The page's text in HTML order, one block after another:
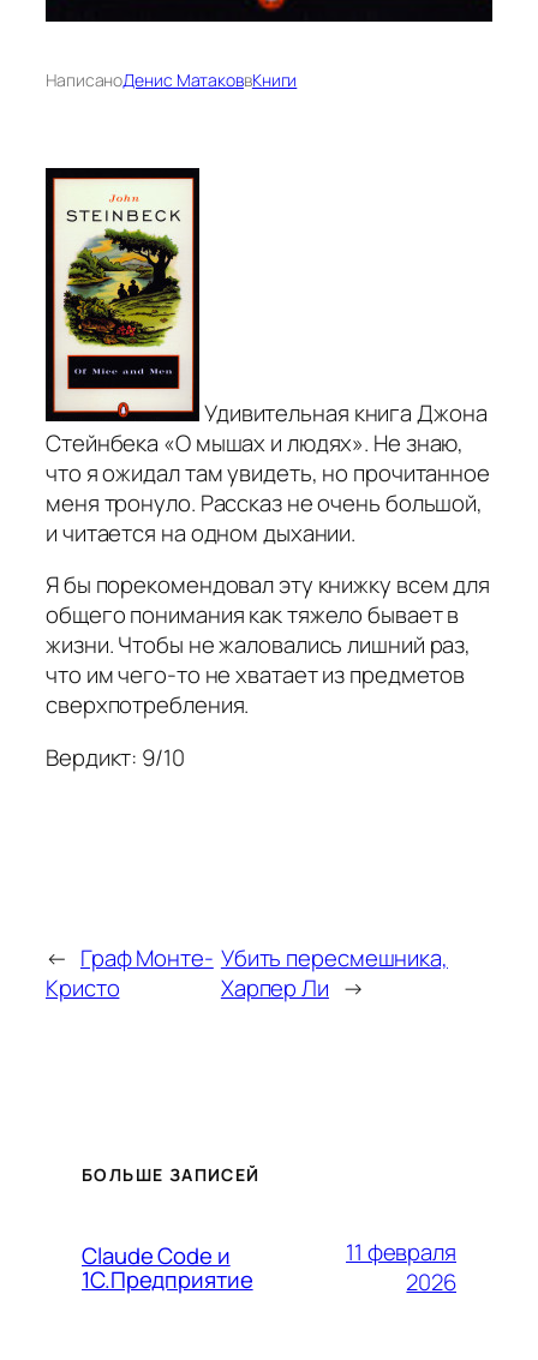
НаписаноДенис МатаковвКниги
Удивительная книга Джона
Стейнбека «О мышах и людях». Не знаю,
что я ожидал там увидеть, но прочитанное
меня тронуло. Рассказ не очень большой,
и читается на одном дыхании.
Я бы порекомендовал эту книжку всем для
общего понимания как тяжело бывает в
жизни. Чтобы не жаловались лишний раз,
что им чего-то не хватает из предметов
сверхпотребления.
Вердикт: 9/10
← Граф Монте-
Кристо
Убить пересмешника,
Харпер Ли →
БОЛЬШЕ ЗАПИСЕЙ
Claude Code и
1С.Предприятие
11 февраля
2026